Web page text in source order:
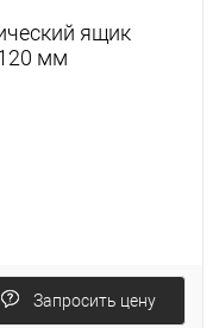
ящик
мм
Запросить цену